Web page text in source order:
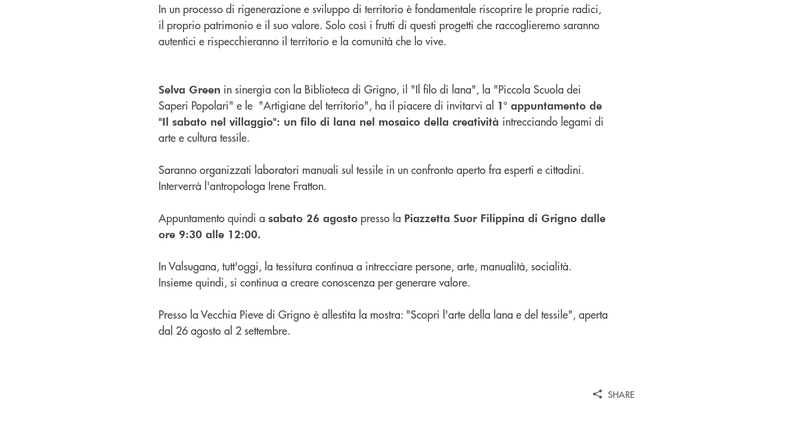
In un processo di rigenerazione e sviluppo di territorio è fondamentale riscoprire le proprie radici,
il proprio patrimonio e il suo valore. Solo così i frutti di questi progetti che raccoglieremo saranno
autentici e rispecchieranno il territorio e la comunità che lo vive.
Selva Green in sinergia con la Biblioteca di Grigno, il "Il filo di lana", la "Piccola Scuola dei
Saperi Popolari" e le "Artigiane del territorio", ha il piacere di invitarvi al 1° appuntamento de
"Il sabato nel villaggio": un filo di lana nel mosaico della creatività intrecciando legami di
arte e cultura tessile.
Saranno organizzati laboratori manuali sul tessile in un confronto aperto fra esperti e cittadini.
Interverrà l'antropologa Irene Fratton.
Appuntamento quindi a sabato 26 agosto presso la Piazzetta Suor Filippina di Grigno dalle
ore 9:30 alle 12:00.
In Valsugana, tutt'oggi, la tessitura continua a intrecciare persone, arte, manualità, socialità.
Insieme quindi, si continua a creare conoscenza per generare valore.
Presso la Vecchia Pieve di Grigno è allestita la mostra: "Scopri l'arte della lana e del tessile", aperta
dal 26 agosto al 2 settembre.
SHARE